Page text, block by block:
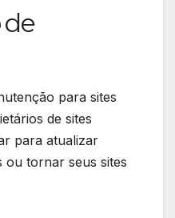
para sites
de sites
para atualizar
tornar seus sites